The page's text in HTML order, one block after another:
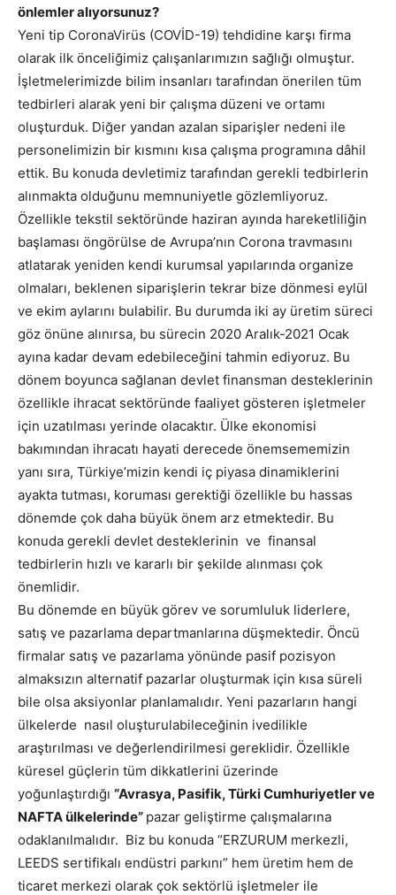
önlemler alıyorsunuz?
Yeni tip CoronaVirüs (COVİD-19) tehdidine karşı firma
olarak ilk önceliğimiz çalışanlarımızın sağlığı olmuştur.
İşletmelerimizde bilim insanları tarafından önerilen tüm
tedbirleri alarak yeni bir çalışma düzeni ve ortamı
oluşturduk. Diğer yandan azalan siparişler nedeni ile
personelimizin bir kısmını kısa çalışma programına dâhil
ettik. Bu konuda devletimiz tarafından gerekli tedbirlerin
alınmakta olduğunu memnuniyetle gözlemliyoruz.
Özellikle tekstil sektöründe haziran ayında hareketliliğin
başlaması öngörülse de Avrupa’nın Corona travmasını
atlatarak yeniden kendi kurumsal yapılarında organize
olmaları, beklenen siparişlerin tekrar bize dönmesi eylül
ve ekim aylarını bulabilir. Bu durumda iki ay üretim süreci
göz önüne alınırsa, bu sürecin 2020 Aralık-2021 Ocak
ayına kadar devam edebileceğini tahmin ediyoruz. Bu
dönem boyunca sağlanan devlet finansman desteklerinin
özellikle ihracat sektöründe faaliyet gösteren işletmeler
için uzatılması yerinde olacaktır. Ülke ekonomisi
bakımından ihracatı hayati derecede önemsememizin
yanı sıra, Türkiye’mizin kendi iç piyasa dinamiklerini
ayakta tutması, koruması gerektiği özellikle bu hassas
dönemde çok daha büyük önem arz etmektedir. Bu
konuda gerekli devlet desteklerinin ve finansal
tedbirlerin hızlı ve kararlı bir şekilde alınması çok
önemlidir.
Bu dönemde en büyük görev ve sorumluluk liderlere,
satış ve pazarlama departmanlarına düşmektedir. Öncü
firmalar satış ve pazarlama yönünde pasif pozisyon
almaksızın alternatif pazarlar oluşturmak için kısa süreli
bile olsa aksiyonlar planlamalıdır. Yeni pazarların hangi
ülkelerde nasıl oluşturulabileceğinin ivedilikle
araştırılması ve değerlendirilmesi gereklidir. Özellikle
küresel güçlerin tüm dikkatlerini üzerinde
yoğunlaştırdığı “Avrasya, Pasifik, Türki Cumhuriyetler ve
NAFTA ülkelerinde” pazar geliştirme çalışmalarına
odaklanılmalıdır. Biz bu konuda “ERZURUM merkezli,
LEEDS sertifikalı endüstri parkını” hem üretim hem de
ticaret merkezi olarak çok sektörlü işletmeler ile